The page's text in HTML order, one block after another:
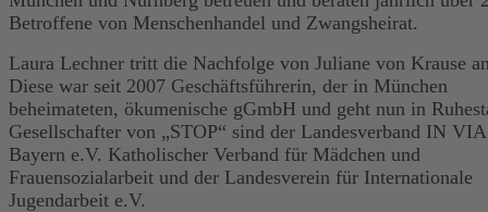
Betroffene von Menschenhandel und Zwangsheirat.
Laura Lechner tritt die Nachfolge von Juliane von Krause
Diese war seit 2007 Geschäftsführerin, der in München
beheimateten, ökumenische gGmbH und geht nun in
Gesellschafter von „STOP“ sind der Landesverband IN VIA
Bayern e.V. Katholischer Verband für Mädchen und
Frauensozialarbeit und der Landesverein für Internationale
Jugendarbeit e.V.